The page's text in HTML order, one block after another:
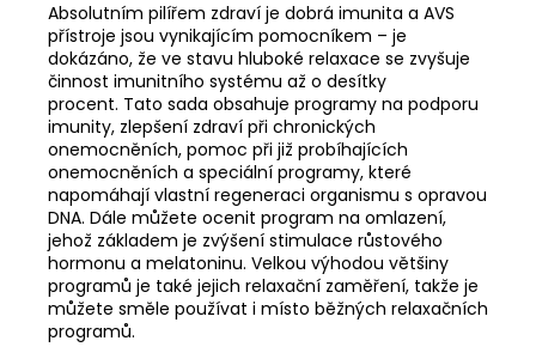
Absolutním pilířem zdraví je dobrá imunita a AVS
přístroje jsou vynikajícím pomocníkem – je
dokázáno, že ve stavu hluboké relaxace se zvyšuje
činnost imunitního systému až o desítky
procent. Tato sada obsahuje programy na podporu
imunity, zlepšení zdraví při chronických
onemocněních, pomoc při již probíhajících
onemocněních a speciální programy, které
napomáhají vlastní regeneraci organismu s opravou
DNA. Dále můžete ocenit program na omlazení,
jehož základem je zvýšení stimulace růstového
hormonu a melatoninu. Velkou výhodou většiny
programů je také jejich relaxační zaměření, takže je
můžete směle používat i místo běžných relaxačních
programů.